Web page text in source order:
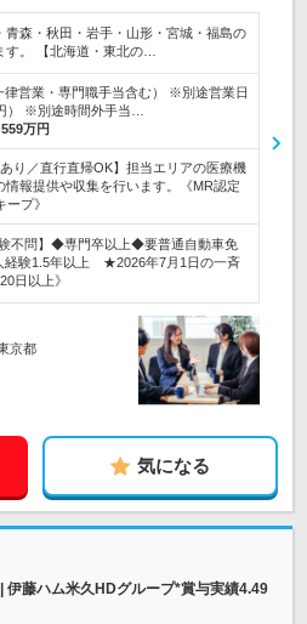
青森・秋田・岩手・山形・宮城・福島の
す。 【北海道・東北の…
律営業・専門職手当含む） ※別途営業日
） ※別途時間外手当…
万円
あり／直行直帰OK】担当エリアの医療機
情報提供や収集を行います。《MR認定
プ》
験不問】◆専門卒以上◆要普通自動車免
経験1.5年以上 ★2026年7月1日の一斉
日以上》
京都
気になる
伊藤ハム米久HDグループ*賞与実績4.49